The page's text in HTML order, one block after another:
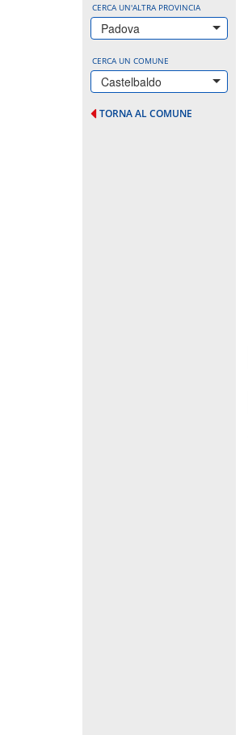
CERCA UN'ALTRA PROVINCIA
Padova
CERCA UN COMUNE
Castelbaldo
TORNA AL COMUNE